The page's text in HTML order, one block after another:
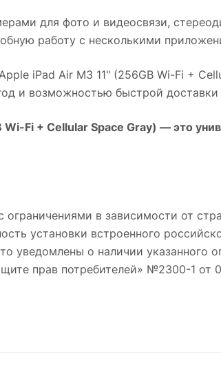
для фото и видеосвязи,
работу с несколькими
iPad Air M3 11" (256GB Wi-Fi +
и возможностью быстрой
Fi + Cellular Space Gray) — это
ограничениями в зависимости от
установки встроенного
уведомлены о наличии указанного
прав потребителей» №2300-1 от